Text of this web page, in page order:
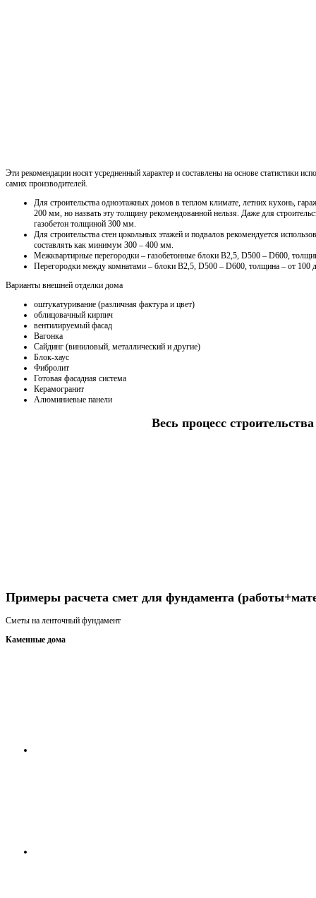
Эти рекомендации носят усредненный характер и составлены на основе статистики
самих производителей.
Для строительства одноэтажных домов в теплом климате, летних кухонь,
200 мм, но назвать эту толщину рекомендованной нельзя. Даже для
газобетон толщиной 300 мм.
Для строительства стен цокольных этажей и подвалов рекомендуется
составлять как минимум 300 – 400 мм.
Межквартирные перегородки – газобетонные блоки В2,5, D500 – D600,
Перегородки между комнатами – блоки В2,5, D500 – D600, толщина – от 100
Варианты внешней отделки дома
оштукатуривание (различная фактура и цвет)
облицовачный кирпич
вентилируемый фасад
Вагонка
Сайдинг (виниловый, металлический и другие)
Блок-хаус
Фибролит
Готовая фасадная система
Керамогранит
Алюминиевые панели
Весь процесс
Примеры расчета смет для фундамента
Сметы на ленточный фундамент
Каменные дома